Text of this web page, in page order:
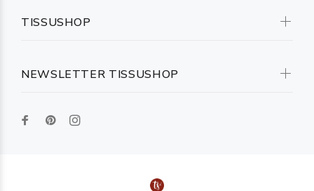
NEWSLETTER TISSUSHOP
TISSUSHOP